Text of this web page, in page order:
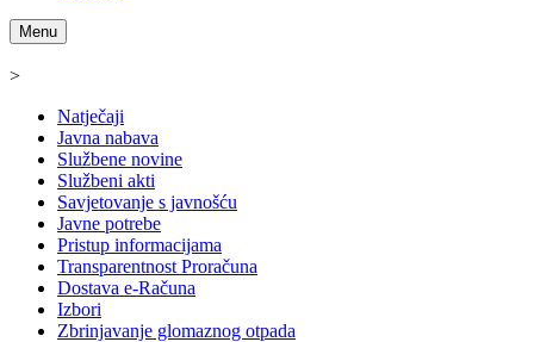
Menu
>
Natječaji
Javna nabava
Službene novine
Službeni akti
Savjetovanje s javnošću
Javne potrebe
Pristup informacijama
Transparentnost Proračuna
Dostava e-Računa
Izbori
Zbrinjavanje glomaznog otpada